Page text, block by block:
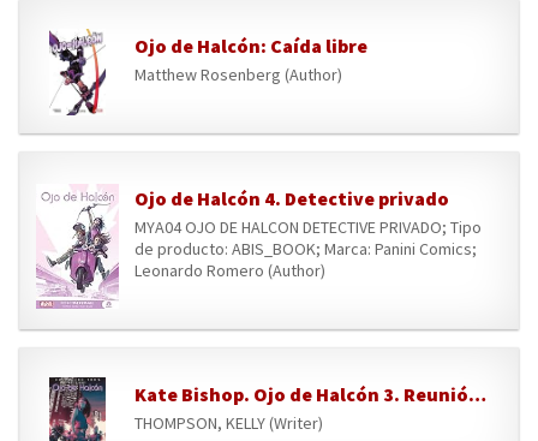
Ojo de Halcón: Caída libre
Matthew Rosenberg (Author)
Ojo de Halcón 4. Detective privado
MYA04 OJO DE HALCON DETECTIVE PRIVADO; Tipo
de producto: ABIS_BOOK; Marca: Panini Comics;
Leonardo Romero (Author)
Kate Bishop. Ojo de Halcón 3. Reunión familiar (COLECCIÓN 100% MARVEL)
THOMPSON, KELLY (Writer)